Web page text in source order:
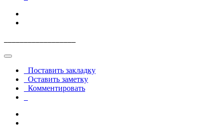
Поставить закладку
Оставить заметку
Комментировать